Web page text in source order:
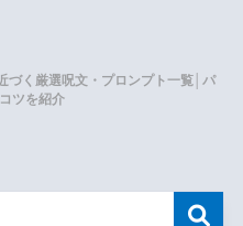
づく厳選呪文・プロンプト一覧│パ
ツを紹介